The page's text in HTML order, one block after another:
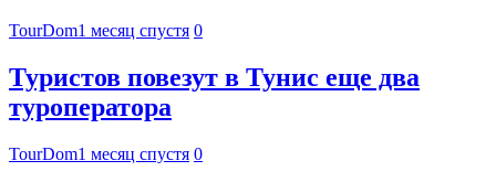
TourDom1 месяц спустя 0
Туристов повезут в Тунис еще два
туроператора
TourDom1 месяц спустя 0